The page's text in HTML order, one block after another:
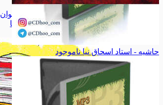
بهداشت بهداشت
کودک و نوجوان
کودک و نوجوان
تاریخ، جغرافیا تاریخ، جغرافیا
همه دسته بندی های کتاب
حاشیه - استاد اسحاق نیا ناموجود